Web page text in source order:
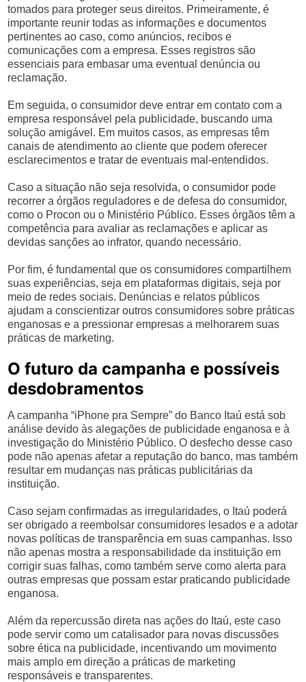
tomados para proteger seus direitos. Primeiramente, é
importante reunir todas as informações e documentos
pertinentes ao caso, como anúncios, recibos e
comunicações com a empresa. Esses registros são
essenciais para embasar uma eventual denúncia ou
reclamação.
Em seguida, o consumidor deve entrar em contato com a
empresa responsável pela publicidade, buscando uma
solução amigável. Em muitos casos, as empresas têm
canais de atendimento ao cliente que podem oferecer
esclarecimentos e tratar de eventuais mal-entendidos.
Caso a situação não seja resolvida, o consumidor pode
recorrer a órgãos reguladores e de defesa do consumidor,
como o Procon ou o Ministério Público. Esses órgãos têm a
competência para avaliar as reclamações e aplicar as
devidas sanções ao infrator, quando necessário.
Por fim, é fundamental que os consumidores compartilhem
suas experiências, seja em plataformas digitais, seja por
meio de redes sociais. Denúncias e relatos públicos
ajudam a conscientizar outros consumidores sobre práticas
enganosas e a pressionar empresas a melhorarem suas
práticas de marketing.
O futuro da campanha e possíveis
desdobramentos
A campanha “iPhone pra Sempre” do Banco Itaú está sob
análise devido às alegações de publicidade enganosa e à
investigação do Ministério Público. O desfecho desse caso
pode não apenas afetar a reputação do banco, mas também
resultar em mudanças nas práticas publicitárias da
instituição.
Caso sejam confirmadas as irregularidades, o Itaú poderá
ser obrigado a reembolsar consumidores lesados e a adotar
novas políticas de transparência em suas campanhas. Isso
não apenas mostra a responsabilidade da instituição em
corrigir suas falhas, como também serve como alerta para
outras empresas que possam estar praticando publicidade
enganosa.
Além da repercussão direta nas ações do Itaú, este caso
pode servir como um catalisador para novas discussões
sobre ética na publicidade, incentivando um movimento
mais amplo em direção a práticas de marketing
responsáveis e transparentes.